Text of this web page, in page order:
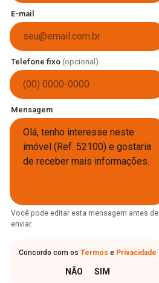
E-mail
Telefone fixo (opcional)
Mensagem
Você pode editar esta mensagem antes de
enviar.
Concordo com os Termos e Privacidade